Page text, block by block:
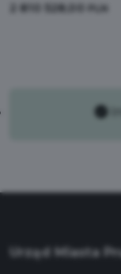
2 810 528,00
Urząd Miasta